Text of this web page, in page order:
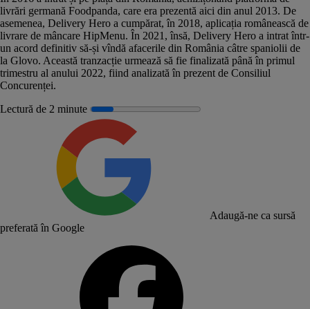
livrări germană Foodpanda, care era prezentă aici din anul 2013. De
asemenea, Delivery Hero a cumpărat, în 2018, aplicația românească de
livrare de mâncare HipMenu. În 2021, însă, Delivery Hero a intrat într-
un acord definitiv să-și vîndă afacerile din România câtre spaniolii de
la Glovo. Această tranzacție urmează să fie finalizată până în primul
trimestru al anului 2022, fiind analizată în prezent de Consiliul
Concurenței.
Lectură de 2 minute
Adaugă-ne ca sursă
preferată în Google